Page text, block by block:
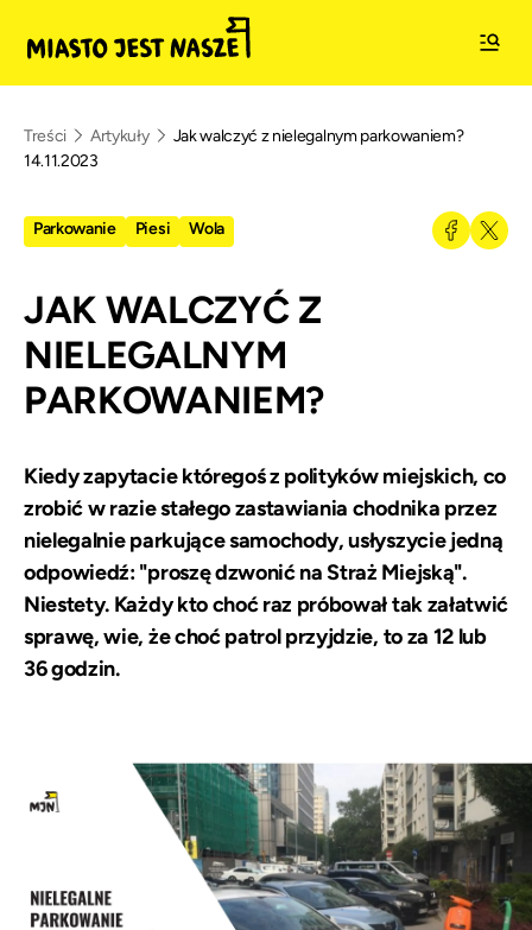
Treści Artykuły
Jak walczyć z nielegalnym parkowaniem?
14.11.2023
Parkowanie Piesi Wola
JAK WALCZYĆ Z
NIELEGALNYM
PARKOWANIEM?
Kiedy zapytacie któregoś z polityków miejskich, co
zrobić w razie stałego zastawiania chodnika przez
nielegalnie parkujące samochody, usłyszycie jedną
odpowiedź: "proszę dzwonić na Straż Miejską".
Niestety. Każdy kto choć raz próbował tak załatwić
sprawę, wie, że choć patrol przyjdzie, to za 12 lub
36 godzin.